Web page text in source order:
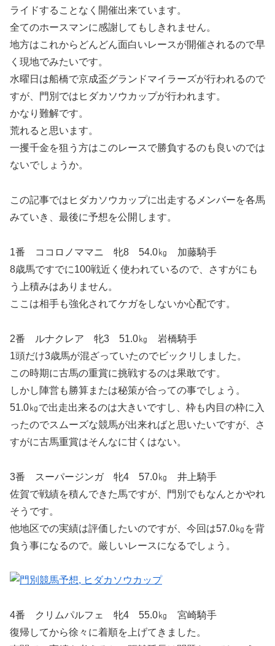
ライドすることなく開催出来ています。
全てのホースマンに感謝してもしきれません。
地方はこれからどんどん面白いレースが開催されるので早
く現地でみたいです。
水曜日は船橋で京成盃グランドマイラーズが行われるので
すが、門別ではヒダカソウカップが行われます。
かなり難解です。
荒れると思います。
一攫千金を狙う方はこのレースで勝負するのも良いのでは
ないでしょうか。
この記事ではヒダカソウカップに出走するメンバーを各馬
みていき、最後に予想を公開します。
1番 ココロノママニ 牝8 54.0㎏ 加藤騎手
8歳馬ですでに100戦近く使われているので、さすがにも
う上積みはありません。
ここは相手も強化されてケガをしないか心配です。
2番 ルナクレア 牝3 51.0㎏ 岩橋騎手
1頭だけ3歳馬が混ざっていたのでビックリしました。
この時期に古馬の重賞に挑戦するのは果敢です。
しかし陣営も勝算または秘策が合っての事でしょう。
51.0㎏で出走出来るのは大きいですし、枠も内目の枠に入
ったのでスムーズな競馬が出来ればと思いたいですが、さ
すがに古馬重賞はそんなに甘くはない。
3番 スーパージンガ 牝4 57.0㎏ 井上騎手
佐賀で戦績を積んできた馬ですが、門別でもなんとかやれ
そうです。
他地区での実績は評価したいのですが、今回は57.0㎏を背
負う事になるので。厳しいレースになるでしょう。
4番 クリムパルフェ 牝4 55.0㎏ 宮崎騎手
復帰してから徐々に着順を上げてきました。